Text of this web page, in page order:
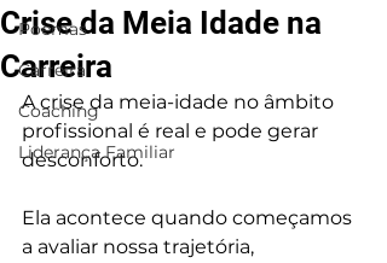
Poemas
Carreira
Coaching
Liderança Familiar
Crise da Meia Idade na
Carreira
A crise da meia-idade no âmbito
profissional é real e pode gerar
desconforto.
Ela acontece quando começamos
a avaliar nossa trajetória,